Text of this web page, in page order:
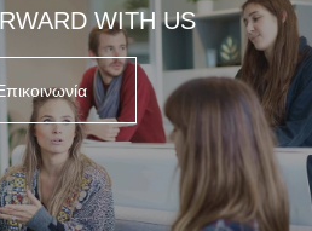
WITH US